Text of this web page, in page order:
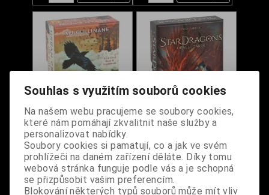
Výkladové karty -
Urban Crow
Dodání dny: skladem
Cena:990 Kč
Výkladové karty - Star
Dragons
Dodání dny:
Cena:990 Kč
Souhlas s využitím souborů cookies
Na našem webu pracujeme se soubory cookies,
které nám pomáhají zkvalitnit naše služby a
personalizovat nabídky.
Soubory cookies si pamatují, co a jak ve svém
prohlížeči na daném zařízení děláte. Díky tomu
webová stránka funguje podle vás a je schopná
se přizpůsobit vašim preferencím.
Blokování některých typů souborů může mít vliv